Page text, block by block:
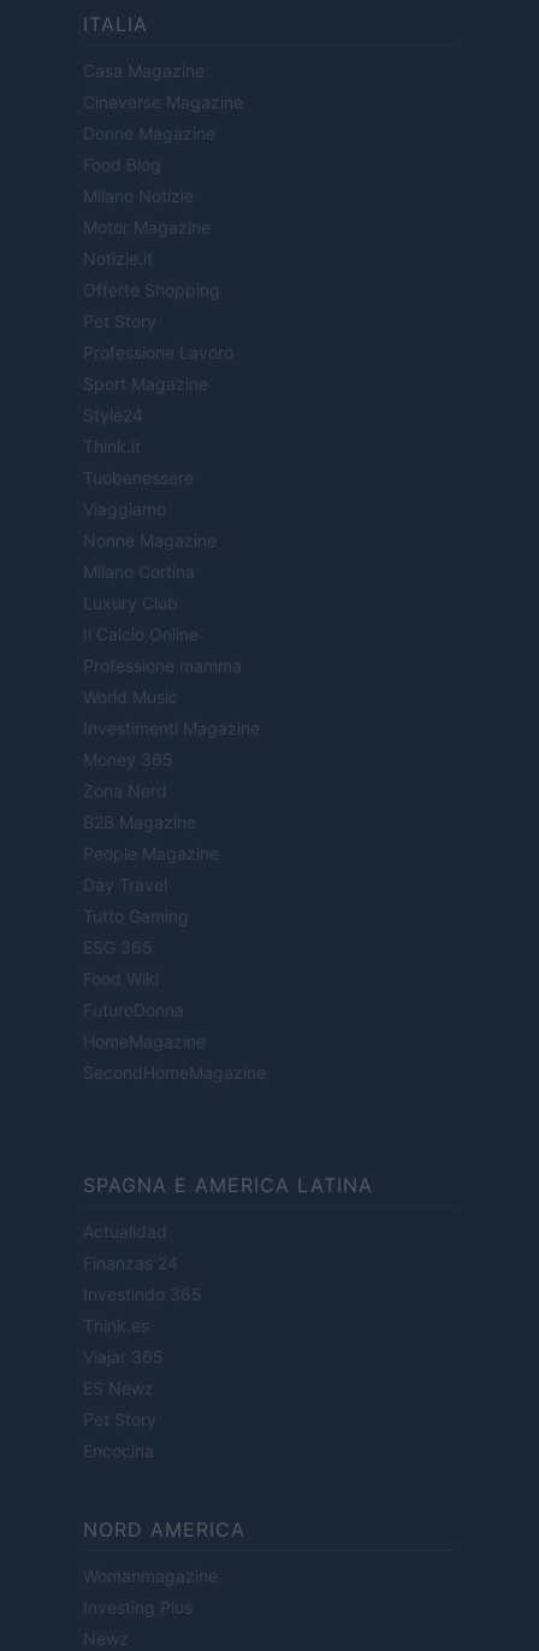
ITALIA
Casa Magazine
Cineverse Magazine
Donne Magazine
Food Blog
Milano Notizie
Motor Magazine
Notizie.it
Offerte Shopping
Pet Story
Professione Lavoro
Sport Magazine
Style24
Think.it
Tuobenessere
Viaggiamo
Nonne Magazine
Milano Cortina
Luxury Club
Il Calcio Online
Professione mamma
World Music
Investimenti Magazine
Money 365
Zona Nerd
B2B Magazine
People Magazine
Day Travel
Tutto Gaming
ESG 365
Food Wiki
FuturoDonna
HomeMagazine
SecondHomeMagazine
SPAGNA E AMERICA LATINA
Actualidad
Finanzas 24
Investindo 365
Think.es
Viajar 365
ES Newz
Pet Story
Encocina
NORD AMERICA
Womanmagazine
Investing Plus
Newz